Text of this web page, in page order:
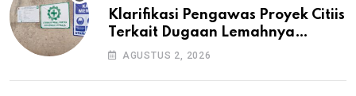
Klarifikasi Pengawas Proyek Citiis
Terkait Dugaan Lemahnya
Pengawasan K3
AGUSTUS 2, 2026